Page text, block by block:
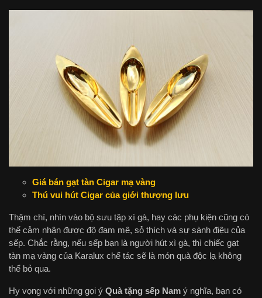
Giá bán gạt tàn Cigar mạ vàng
Thú vui hút Cigar của giới thượng lưu
Thậm chí, nhìn vào bộ sưu tập xì gà, hay các phụ kiện cũng có
thể cảm nhận được độ đam mê, sỏ thích và sự sành điệu của
sếp. Chắc rằng, nếu sếp bạn là người hút xì gà, thì chiếc gạt
tàn mạ vàng của Karalux chế tác sẽ là món quà độc lạ không
thể bỏ qua.
Hy vọng với những gọi ý Quà tặng sếp Nam ý nghĩa, bạn có